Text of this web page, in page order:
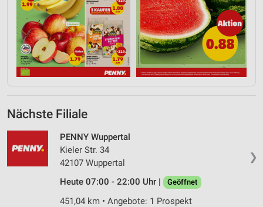
Nächste Filiale
❯
PENNY Wuppertal
Kieler Str. 34
42107 Wuppertal
Heute 07:00 - 22:00 Uhr |
Geöffnet
451,04 km • Angebote: 1 Prospekt